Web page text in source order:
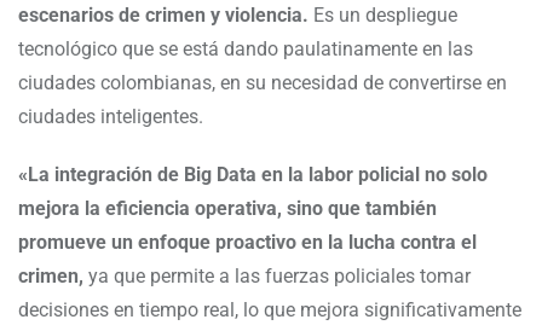
escenarios de crimen y violencia. Es un despliegue
tecnológico que se está dando paulatinamente en las
ciudades colombianas, en su necesidad de convertirse en
ciudades inteligentes.
«La integración de Big Data en la labor policial no solo
mejora la eficiencia operativa, sino que también
promueve un enfoque proactivo en la lucha contra el
crimen, ya que permite a las fuerzas policiales tomar
decisiones en tiempo real, lo que mejora significativamente